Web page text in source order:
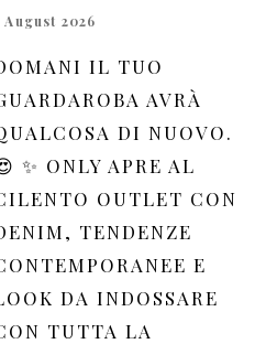
August 2026
IL TUO
AVRÀ
DI NUOVO.
✨ ONLY APRE AL
OUTLET CON
TENDENZE
E
DA INDOSSARE
TUTTA LA